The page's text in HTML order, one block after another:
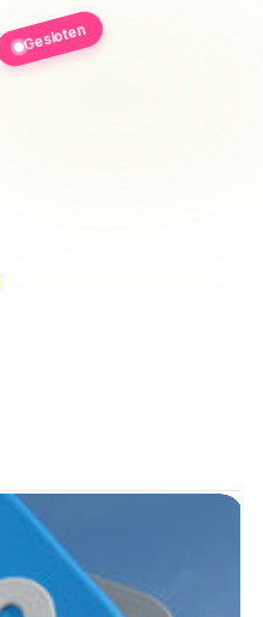
Gesloten